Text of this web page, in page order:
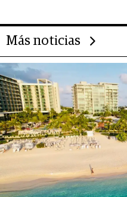
Más noticias